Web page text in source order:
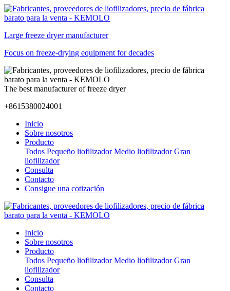
Large freeze dryer manufacturer
Focus on freeze-drying equipment for decades
The best manufacturer of freeze dryer
+8615380024001
Inicio
Sobre nosotros
Producto
Todos Pequeño liofilizador Medio liofilizador Gran
liofilizador
Consulta
Contacto
Consigue una cotización
Inicio
Sobre nosotros
Producto
Todos Pequeño liofilizador Medio liofilizador Gran
liofilizador
Consulta
Contacto